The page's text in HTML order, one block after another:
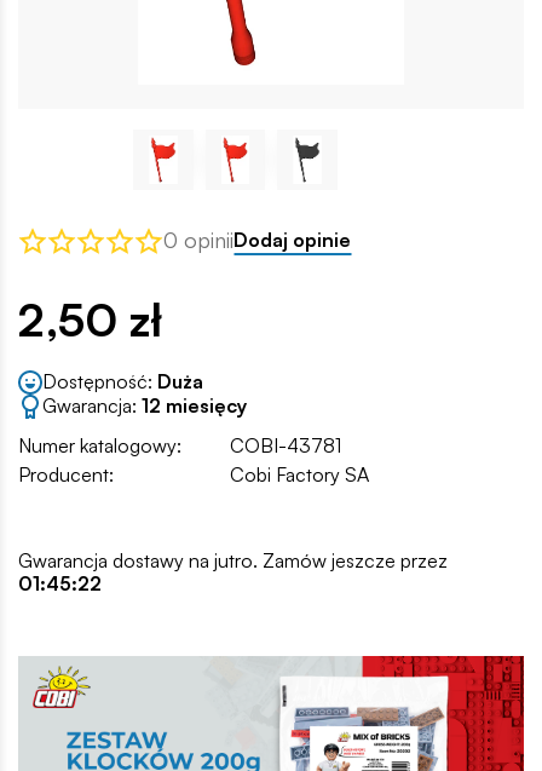
0 opiniiDodaj opinie
2,50 zł
Dostępność: Duża
Gwarancja: 12 miesięcy
Numer katalogowy:
COBI-43781
Producent:
Cobi Factory SA
Gwarancja dostawy na jutro. Zamów jeszcze przez
01:45:22